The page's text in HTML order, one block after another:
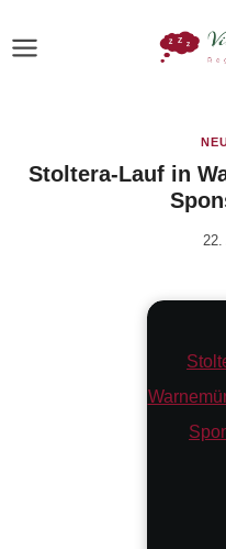
Stoltera-Lauf in
22.